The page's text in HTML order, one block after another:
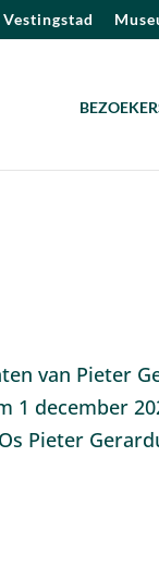
Vestingstad
van Pieter
1 december
Pieter